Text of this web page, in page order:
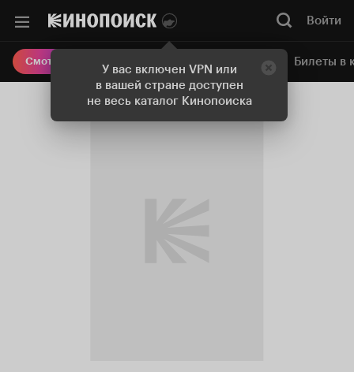
У вас включен VPN или
в вашей стране доступен
не весь каталог Кинопоиска
Войти
Смотреть кино Онлайн-кинотеатр Билеты в